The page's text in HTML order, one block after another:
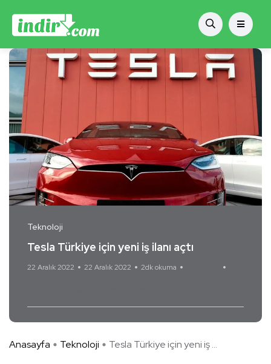
Teknoloji
Tesla Türkiye için yeni iş ilanı açtı
22 Aralık 2022 22 Aralık 2022 2dk okuma
Anasayfa Teknoloji Tesla Türkiye için yeni iş ...